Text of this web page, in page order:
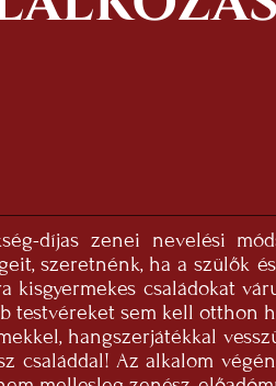
díjas zenei nevelési
szeretnénk, ha a szülők
kisgyermekes családokat
testvéreket sem kell
hangszerjátékkal
családdal! Az alkalom